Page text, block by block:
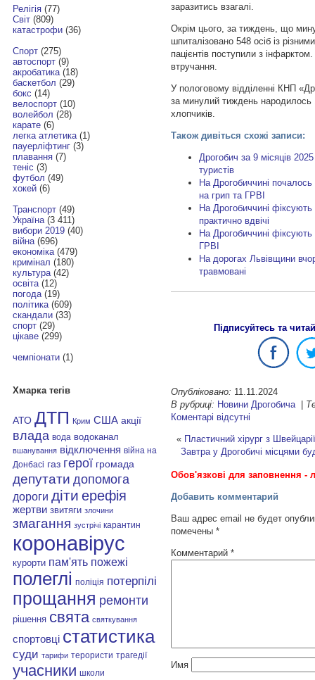
Релігія(77)
Світ(809)
катастрофи(36)
Спорт(275)
автоспорт(9)
акробатика(18)
баскетбол (29)
бокс (14)
велоспорт(10)
волейбол (28)
карате(6)
легка атлетика(1)
пауерліфтинг(3)
плавання(7)
теніс (3)
футбол (49)
хокей(6)
Транспорт(49)
Україна(3 411)
вибори 2019(40)
війна(696)
економіка(479)
кримінал (180)
культура(42)
освіта(12)
погода(19)
політика(609)
скандали(33)
спорт(29)
цікаве(299)
чемпіонати(1)
Хмарка тегів
АТО ДТП Крим США акції
влада вода водоканал
вшанування відключення війна на
Донбасі газ герої громада
депутати допомога
дороги діти ерефія
жертви звитяги злочини
змагання зустрічі карантин
коронавірус
курорти пам'ять пожежі
полеглі поліція потерпілі
прощання ремонти
рішення свята святкування
спортовці статистика
суди тарифи терористи трагедії
учасники школи
заразитись взагалі.
Окрім цього, за тиждень, що
шпиталізовано 548 осіб із
пацієнтів поступили з
втручання.
У пологовому відділенні КНП
за минулий тиждень народилось
хлопчиків.
Також дивіться схожі записи:
Дрогобич за 9 місяців
туристів
На Дрогобиччині
на грип та ГРВІ
На Дрогобиччині фіксують
практично вдвічі
На Дрогобиччині фіксують
ГРВІ
На дорогах Львівщини
травмовані
Підписуйтесь та
Опубліковано: 11.11.2024
В рубриці: Новини Дрогобича|
Коментарі відсутні
« Пластичний хірург з
Завтра у Дрогобичі місцями
Обов'язкові для заповнення -
Добавить комментарий
Ваш адрес email не будет
помечены *
Комментарий *
Имя